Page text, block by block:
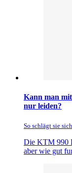
Kann man
nur leiden?
So schlägt sie
Die KTM 990
aber wie gut